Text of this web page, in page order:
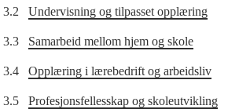
3.2 Undervisning og tilpasset opplæring
3.3 Samarbeid mellom hjem og skole
3.4 Opplæring i lærebedrift og arbeidsliv
3.5 Profesjonsfellesskap og skoleutvikling